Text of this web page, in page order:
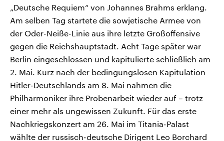
„Deutsche Requiem“ von Johannes Brahms erklang.
Am selben Tag startete die sowjetische Armee von
der Oder-Neiße-Linie aus ihre letzte Großoffensive
gegen die Reichshauptstadt. Acht Tage später war
Berlin eingeschlossen und kapitulierte schließlich am
2. Mai. Kurz nach der bedingungslosen Kapitulation
Hitler-Deutschlands am 8. Mai nahmen die
Philharmoniker ihre Probenarbeit wieder auf – trotz
einer mehr als ungewissen Zukunft. Für das erste
Nachkriegskonzert am 26. Mai im Titania-Palast
wählte der russisch-deutsche Dirigent Leo Borchard